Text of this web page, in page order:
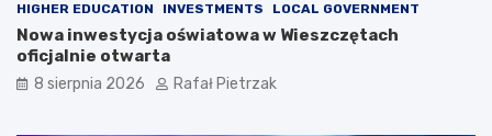
HIGHER EDUCATION INVESTMENTS LOCAL GOVERNMENT
Nowa inwestycja oświatowa w Wieszczętach
oficjalnie otwarta
8 sierpnia 2026 Rafał Pietrzak